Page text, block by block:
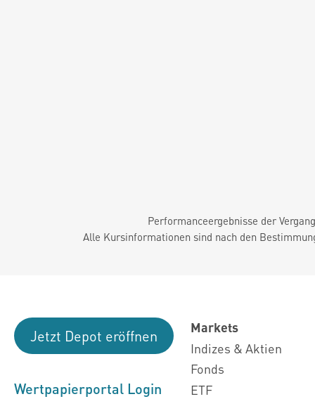
Performanceergebnisse der
Alle Kursinformationen sind nach den
Jetzt Depot eröffnen
Wertpapierportal Login
Markets
Indizes & Aktien
Fonds
ETF